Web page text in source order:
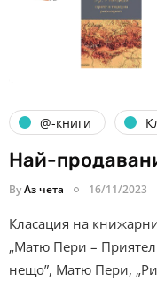
@-книги
Най-
ByАз чета 16/11/2023
Класация на
„Матю Пери –
нещо”, Матю Пери,